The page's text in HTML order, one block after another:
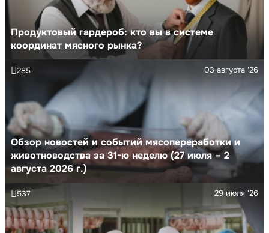
Продуктовый гардероб: кто вы в системе
координат мясного рынка?
Обзор новостей и событий мясопереработки и
животноводства за 31-ю неделю (27 июля – 2
августа 2026 г.)
03 августа '26
285
29 июля '26
537